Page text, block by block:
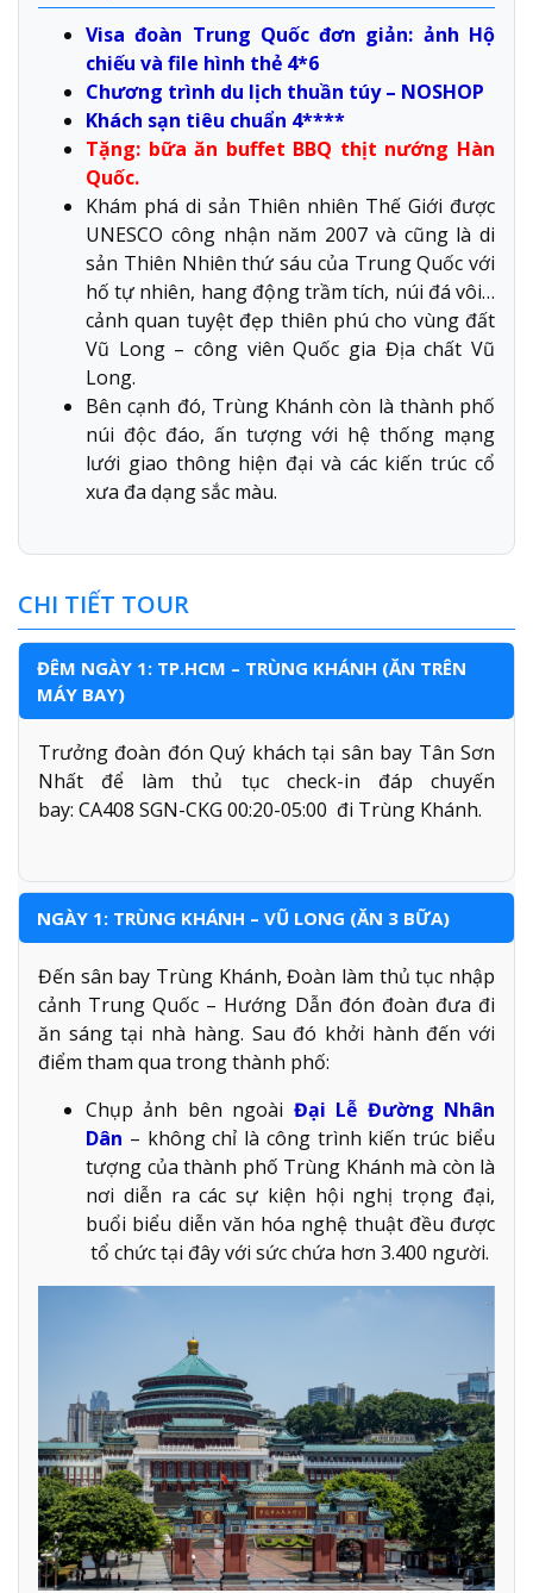
Visa đoàn Trung Quốc đơn giản: ảnh Hộ
chiếu và file hình thẻ 4*6
Chương trình du lịch thuần túy – NOSHOP
Khách sạn tiêu chuẩn 4****
Tặng: bữa ăn buffet BBQ thịt nướng Hàn
Quốc.
Khám phá di sản Thiên nhiên Thế Giới được
UNESCO công nhận năm 2007 và cũng là di
sản Thiên Nhiên thứ sáu của Trung Quốc với
hố tự nhiên, hang động trầm tích, núi đá vôi…
cảnh quan tuyệt đẹp thiên phú cho vùng đất
Vũ Long – công viên Quốc gia Địa chất Vũ
Long.
Bên cạnh đó, Trùng Khánh còn là thành phố
núi độc đáo, ấn tượng với hệ thống mạng
lưới giao thông hiện đại và các kiến trúc cổ
xưa đa dạng sắc màu.
CHI TIẾT TOUR
ĐÊM NGÀY 1: TP.HCM – TRÙNG KHÁNH (ĂN TRÊN
MÁY BAY)
Trưởng đoàn đón Quý khách tại sân bay Tân Sơn
Nhất để làm thủ tục check-in đáp chuyến
bay: CA408 SGN-CKG 00:20-05:00 đi Trùng Khánh.
NGÀY 1: TRÙNG KHÁNH – VŨ LONG (ĂN 3 BỮA)
Đến sân bay Trùng Khánh, Đoàn làm thủ tục nhập
cảnh Trung Quốc – Hướng Dẫn đón đoàn đưa đi
ăn sáng tại nhà hàng. Sau đó khởi hành đến với
điểm tham qua trong thành phố:
Chụp ảnh bên ngoài Đại Lễ Đường Nhân
Dân – không chỉ là công trình kiến trúc biểu
tượng của thành phố Trùng Khánh mà còn là
nơi diễn ra các sự kiện hội nghị trọng đại,
buổi biểu diễn văn hóa nghệ thuật đều được
tổ chức tại đây với sức chứa hơn 3.400 người.